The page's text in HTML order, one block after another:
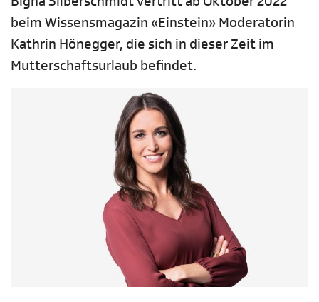
beim Wissensmagazin «Einstein» Moderatorin
Kathrin Hönegger, die sich in dieser Zeit im
Mutterschaftsurlaub befindet.